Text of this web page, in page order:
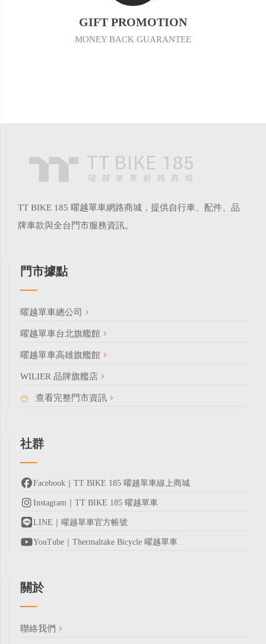
GIFT PROMOTION
MONEY BACK GUARANTEE
TT BIKE 185 曜越單車網路商城，提供自行車、配件、品
牌車款與全台門市服務資訊。
門市據點
曜越單車總公司
曜越單車台北旗艦館
曜越單車高雄旗艦館
WILIER 品牌旗艦店
查看完整門市資訊
社群
Facebook｜TT BIKE 185 曜越單車線上商城
Instagram｜TT BIKE 185 曜越單車
LINE｜曜越單車官方帳號
YouTube｜Thermaltake Bicycle 曜越單車
關於
聯絡我們